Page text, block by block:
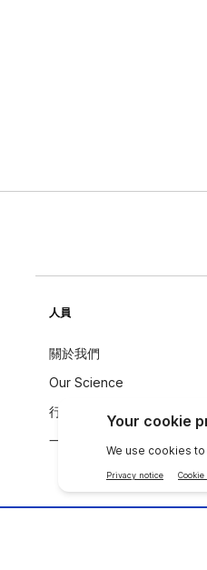
人員
關於我們
Our Science
行為守則
一个全球声音